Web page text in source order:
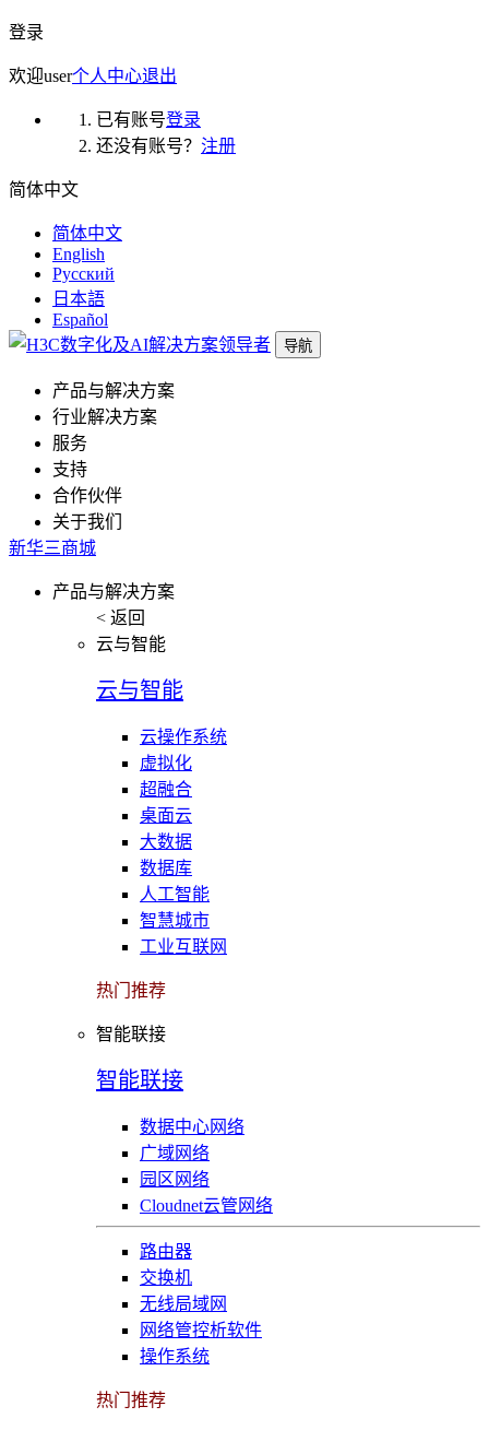
登录
欢迎user个人中心退出
已有账号登录
还没有账号？ 注册
简体中文
简体中文
English
Русский
日本語
Español
导航
产品与解决方案
行业解决方案
服务
支持
合作伙伴
关于我们
新华三商城
产品与解决方案
< 返回
云与智能
云与智能
云操作系统
虚拟化
超融合
桌面云
大数据
数据库
人工智能
智慧城市
工业互联网
热门推荐
智能联接
智能联接
数据中心网络
广域网络
园区网络
Cloudnet云管网络
路由器
交换机
无线局域网
网络管控析软件
操作系统
热门推荐